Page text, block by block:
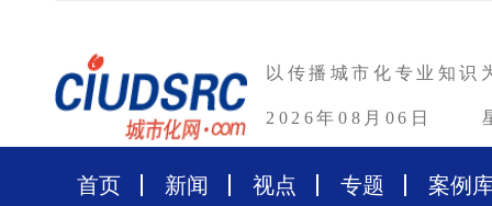
以传播城市化专业知识
2026年08月06日
首页 新闻 视点 专题 案例